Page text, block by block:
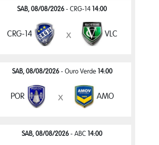
SAB, 08/08/2026 - CRG-1414:00
CRG-14 x VLC
SAB, 08/08/2026- Ouro Verde 14:00
POR x AMO
SAB, 08/08/2026 - ABC14:00